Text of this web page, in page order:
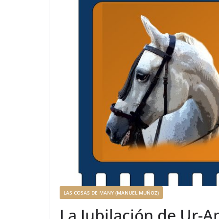
LAS COSAS DE MANY (MANUEL MUÑOZ)
La Jubilación de Ur-